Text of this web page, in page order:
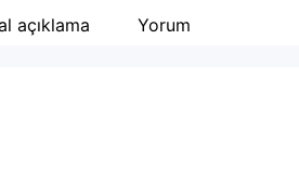
Şirket Web Sitesi
açıklama Yorum